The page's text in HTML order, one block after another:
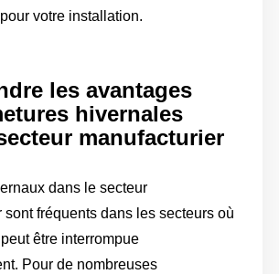
votre installation.
les avantages
hivernales
manufacturier
dans le secteur
sont fréquents dans les secteurs où
être interrompue
Pour de nombreuses